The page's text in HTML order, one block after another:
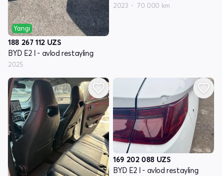
Yangi
188 267 112 UZS
BYD E2 I - avlod restayling
2025
2023 70 000 km
169 202 088 UZS
BYD E2 I - avlod restayling